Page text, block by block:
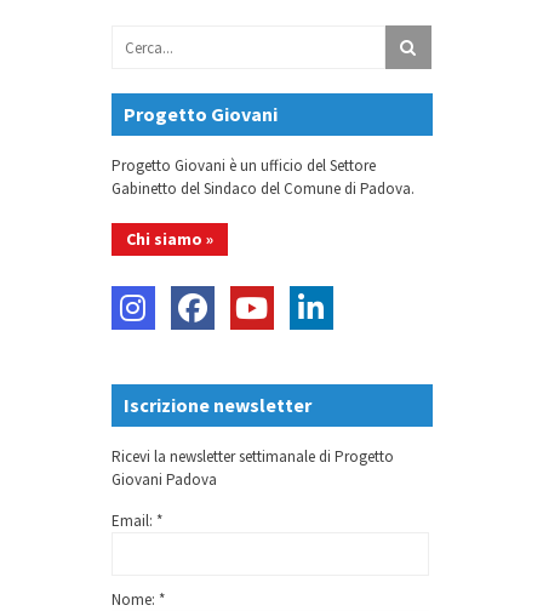
Progetto Giovani
Progetto Giovani è un ufficio del Settore
Gabinetto del Sindaco del Comune di Padova.
Chi siamo »
Iscrizione newsletter
Ricevi la newsletter settimanale di Progetto
Giovani Padova
Email: *
Nome: *